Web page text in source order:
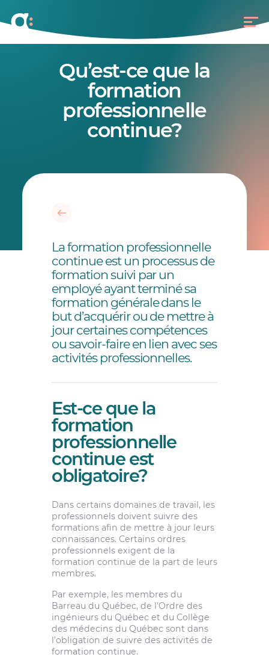
Qu’est-ce que la
formation
professionnelle
continue?
La formation professionnelle
continue est un processus de
formation suivi par un
employé ayant terminé sa
formation générale dans le
but d’acquérir ou de mettre à
jour certaines compétences
ou savoir-faire en lien avec ses
activités professionnelles.
Est-ce que la
formation
professionnelle
continue est
obligatoire?
Dans certains domaines de travail, les
professionnels doivent suivre des
formations afin de mettre à jour leurs
connaissances. Certains ordres
professionnels exigent de la
formation continue de la part de leurs
membres.
Par exemple, les membres du
Barreau du Québec, de l’Ordre des
ingénieurs du Québec et du Collège
des médecins du Québec sont dans
l’obligation de suivre des activités de
formation continue.